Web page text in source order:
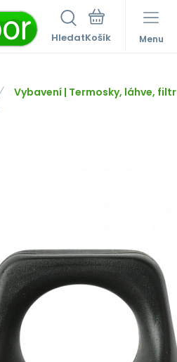
Hledat Menu
Vybavení | Termosky, láhve,